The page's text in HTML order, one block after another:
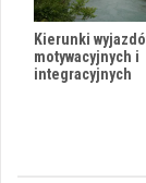
Kierunki
motywacyjnych i
integracyjnych